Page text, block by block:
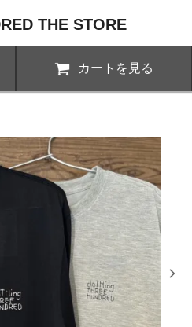
THE STORE
カートを見る